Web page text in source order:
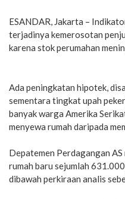
ESANDAR, Jakarta –
terjadinya kemerosotan
karena stok perumahan
Ada peningkatan hipotek,
sementara tingkat upah
banyak warga Amerika
menyewa rumah daripada
Depatemen Perdagangan
rumah baru sejumlah
dibawah perkiraan analis